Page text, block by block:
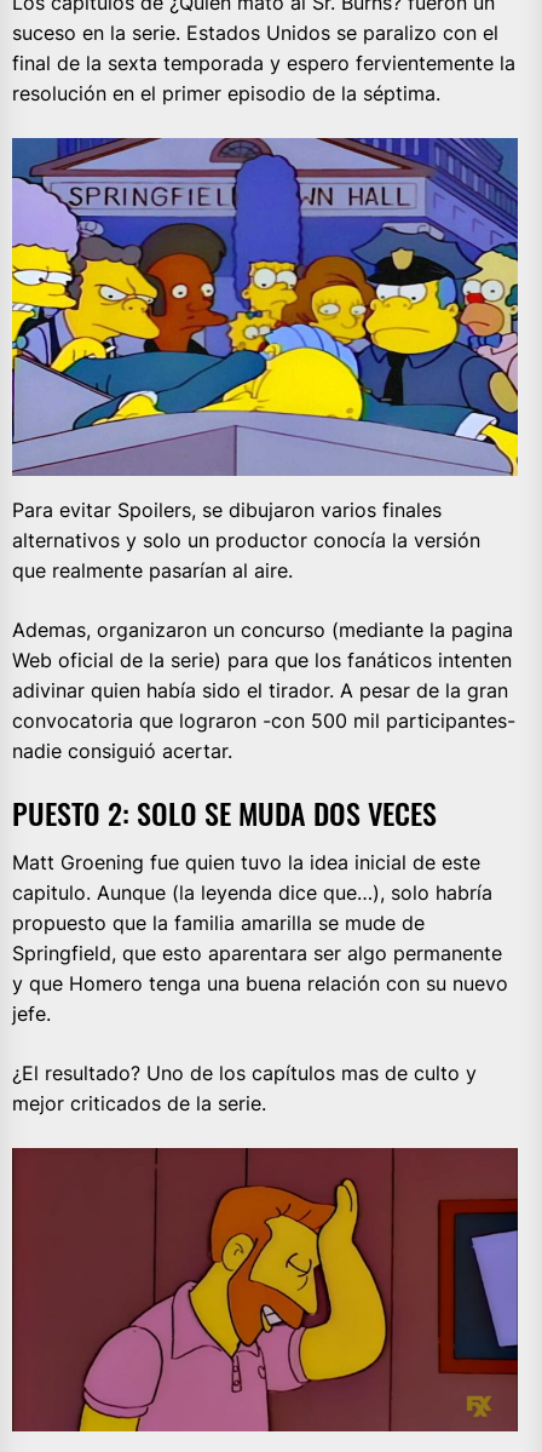
suceso en la serie. Estados Unidos se paralizo con el
final de la sexta temporada y espero fervientemente la
resolución en el primer episodio de la séptima.
Para evitar Spoilers, se dibujaron varios finales
alternativos y solo un productor conocía la versión
que realmente pasarían al aire.
Ademas, organizaron un concurso (mediante la pagina
Web oficial de la serie) para que los fanáticos intenten
adivinar quien había sido el tirador. A pesar de la gran
convocatoria que lograron -con 500 mil participantes-
nadie consiguió acertar.
PUESTO 2: SOLO SE MUDA DOS VECES
Matt Groening fue quien tuvo la idea inicial de este
capitulo. Aunque (la leyenda dice que…), solo habría
propuesto que la familia amarilla se mude de
Springfield, que esto aparentara ser algo permanente
y que Homero tenga una buena relación con su nuevo
jefe.
¿El resultado? Uno de los capítulos mas de culto y
mejor criticados de la serie.